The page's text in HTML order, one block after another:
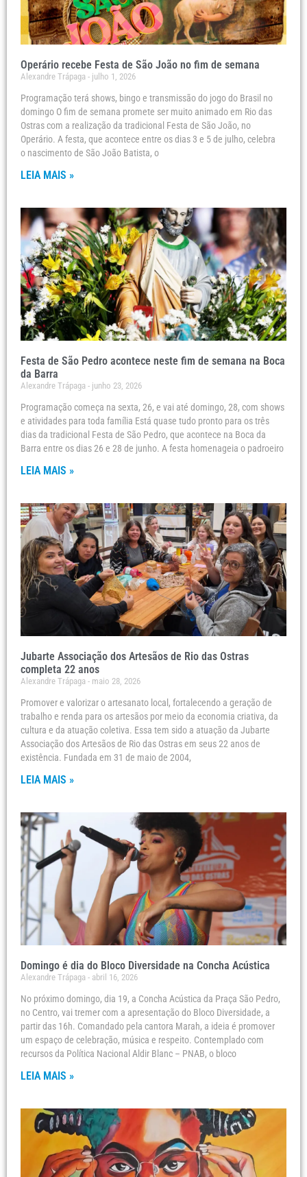
Operário recebe Festa de São João no fim de semana
Alexandre Trápaga julho 1, 2026
Programação terá shows, bingo e transmissão do jogo do Brasil no
domingo O fim de semana promete ser muito animado em Rio das
Ostras com a realização da tradicional Festa de São João, no
Operário. A festa, que acontece entre os dias 3 e 5 de julho, celebra
o nascimento de São João Batista, o
LEIA MAIS »
Festa de São Pedro acontece neste fim de semana na Boca
da Barra
Alexandre Trápaga junho 23, 2026
Programação começa na sexta, 26, e vai até domingo, 28, com shows
e atividades para toda família Está quase tudo pronto para os três
dias da tradicional Festa de São Pedro, que acontece na Boca da
Barra entre os dias 26 e 28 de junho. A festa homenageia o padroeiro
LEIA MAIS »
Jubarte Associação dos Artesãos de Rio das Ostras
completa 22 anos
Alexandre Trápaga maio 28, 2026
Promover e valorizar o artesanato local, fortalecendo a geração de
trabalho e renda para os artesãos por meio da economia criativa, da
cultura e da atuação coletiva. Essa tem sido a atuação da Jubarte
Associação dos Artesãos de Rio das Ostras em seus 22 anos de
existência. Fundada em 31 de maio de 2004,
LEIA MAIS »
Domingo é dia do Bloco Diversidade na Concha Acústica
Alexandre Trápaga abril 16, 2026
No próximo domingo, dia 19, a Concha Acústica da Praça São Pedro,
no Centro, vai tremer com a apresentação do Bloco Diversidade, a
partir das 16h. Comandado pela cantora Marah, a ideia é promover
um espaço de celebração, música e respeito. Contemplado com
recursos da Política Nacional Aldir Blanc – PNAB, o bloco
LEIA MAIS »